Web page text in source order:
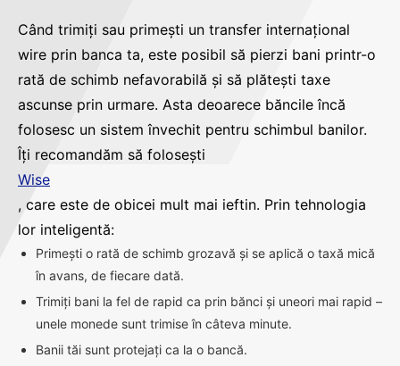
Când trimiți sau primești un transfer internațional
wire prin banca ta, este posibil să pierzi bani printr-o
rată de schimb nefavorabilă și să plătești taxe
ascunse prin urmare. Asta deoarece băncile încă
folosesc un sistem învechit pentru schimbul banilor.
Îți recomandăm să folosești
Wise
, care este de obicei mult mai ieftin. Prin tehnologia
lor inteligentă:
Primești o rată de schimb grozavă și se aplică o taxă mică
în avans, de fiecare dată.
Trimiți bani la fel de rapid ca prin bănci și uneori mai rapid –
unele monede sunt trimise în câteva minute.
Banii tăi sunt protejați ca la o bancă.